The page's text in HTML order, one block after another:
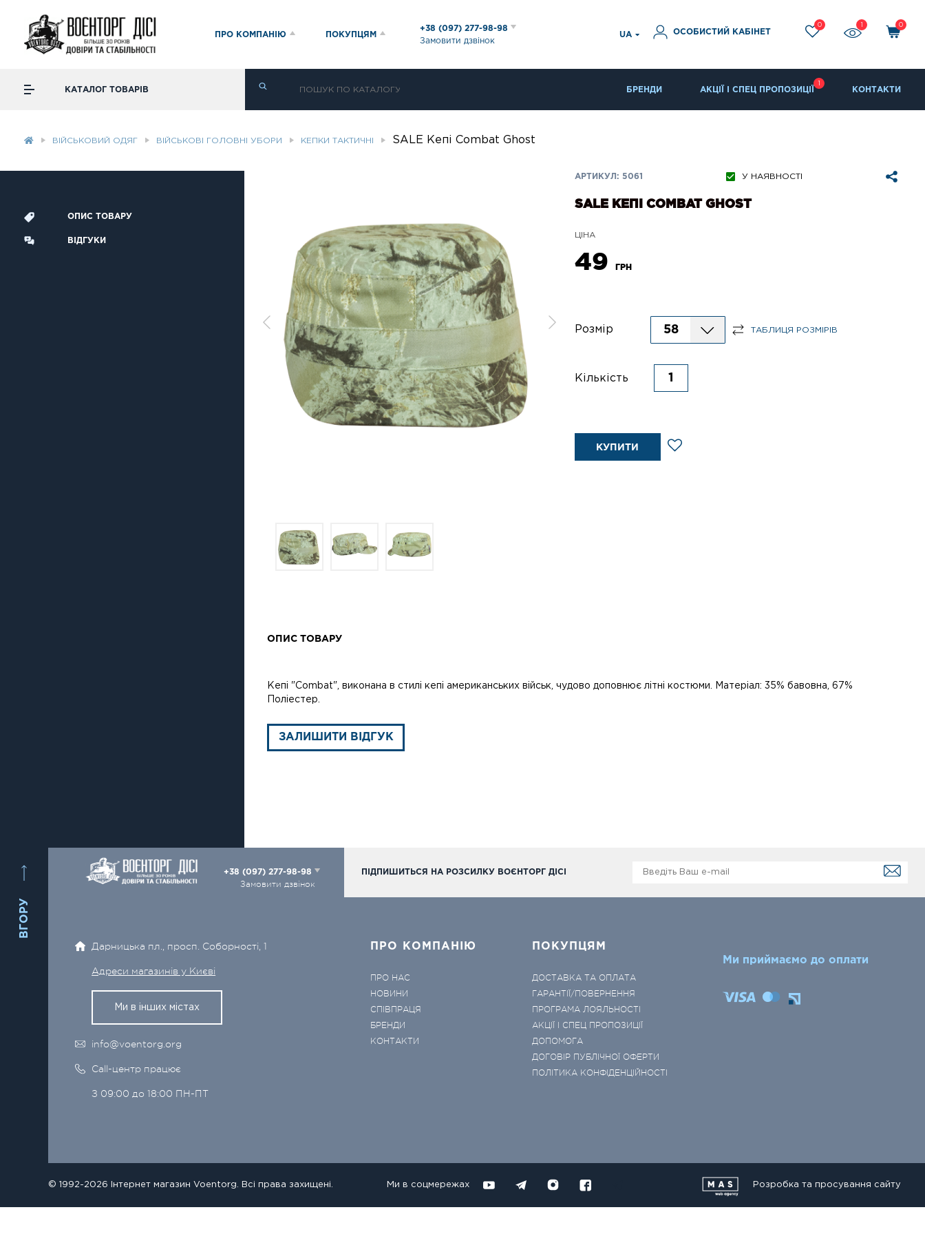
ПРО КОМПАНІЮ ПОКУПЦЯМ
+38 (097) 277-98-98
Замовити дзвінок
UA ОСОБИСТИЙ КАБІНЕТ
0 0
КАТАЛОГ ТОВАРІВ БРЕНДИ АКЦІЇ І СПЕЦ ПРОПОЗИЦІЇ КОНТАКТИ
ВІЙСЬКОВИЙ ОДЯГ ВІЙСЬКОВІ ГОЛОВНІ УБОРИ КЕПКИ ТАКТИЧНІ SALE Кепі Combat Ghost
ОПИС ТОВАРУ
ВІДГУКИ
АРТИКУЛ: 5061 У НАЯВНОСТІ
SALE КЕПІ COMBAT GHOST
ЦІНА
49 ГРН
Розмір 58 ТАБЛИЦЯ РОЗМІРІВ
Кількість
КУПИТИ
ОПИС ТОВАРУ
Кепі "Combat", виконана в стилі кепі американських військ, чудово доповнює літні костюми. Матеріал: 35% бавовна, 67%
Поліестер.
ЗАЛИШИТИ ВІДГУК
ВГОРУ
+38 (097) 277-98-98
Замовити дзвінок
ПІДПИШИТЬСЯ НА РОЗСИЛКУ ВОЄНТОРГ ДІСІ
Дарницька пл., просп. Соборності, 1
Адреси магазинів у Києві
Ми в інших містах
info@voentorg.org
Call-центр працює
З 09:00 до 18:00 ПН-ПТ
ПРО КОМПАНІЮ
ПРО НАС
НОВИНИ
СПІВПРАЦЯ
БРЕНДИ
КОНТАКТИ
ПОКУПЦЯМ
ДОСТАВКА ТА ОПЛАТА
ГАРАНТІЇ/ПОВЕРНЕННЯ
ПРОГРАМА ЛОЯЛЬНОСТІ
АКЦІЇ І СПЕЦ ПРОПОЗИЦІЇ
ДОПОМОГА
ДОГОВІР ПУБЛІЧНОЇ ОФЕРТИ
ПОЛІТИКА КОНФІДЕНЦІЙНОСТІ
Ми приймаємо до оплати
© 1992-2026 Інтернет магазин Voentorg. Всі права захищені. Ми в соцмережах Розробка та просування сайту